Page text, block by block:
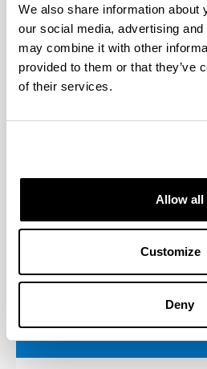
We also share information about
our social media, advertising
may combine it with other
provided to them or that they’ve
of their services.
Allow all
Customize
Deny